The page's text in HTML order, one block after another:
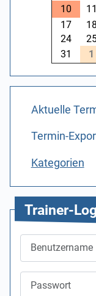
10
11
17
18
24
31
1
Aktuelle
Termin-
Kategorien
Trainer-